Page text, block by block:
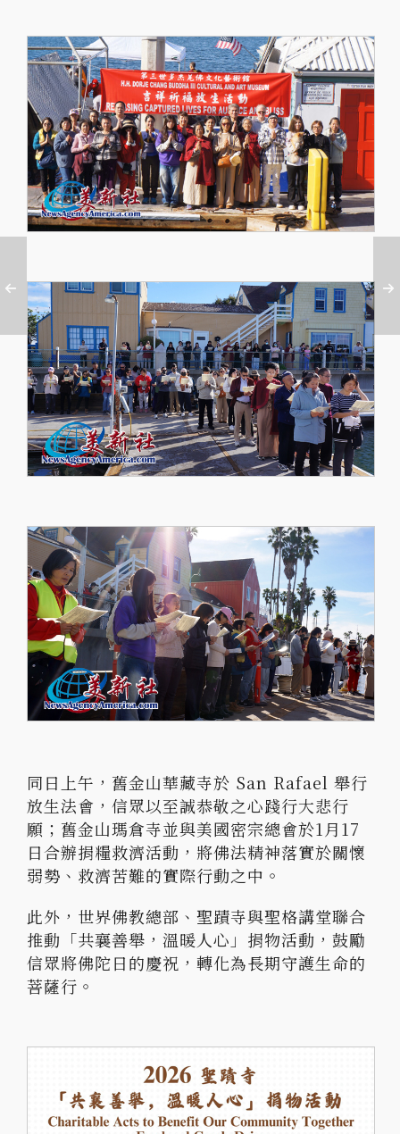
同日上午，舊金山華藏寺於 San Rafael 舉行
放生法會，信眾以至誠恭敬之心踐行大悲行
願；舊金山瑪倉寺並與美國密宗總會於1月17
日合辦捐糧救濟活動，將佛法精神落實於關懷
弱勢、救濟苦難的實際行動之中。
此外，世界佛教總部、聖蹟寺與聖格講堂聯合
推動「共襄善舉，溫暖人心」捐物活動，鼓勵
信眾將佛陀日的慶祝，轉化為長期守護生命的
菩薩行。